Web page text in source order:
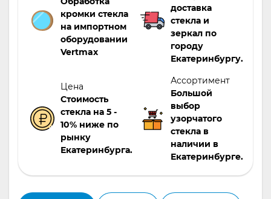
или кухни, узорчатое стекло «Острова» станет
настоящей находкой. Закажите его у нас в
интернет-магазине «Дом стекла» по выгодной
кромки стекла
на импортном
оборудовании
Vertmax
доставка
стекла и
зеркал по
городу
Екатеринбургу.
Цена
Стоимость
стекла на 5 -
10% ниже по
рынку
Екатеринбурга.
Ассортимент
Большой
выбор
узорчатого
стекла в
наличии в
Екатеринбурге.